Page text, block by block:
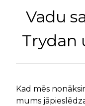
Vadu
Trydan
Kad mēs
mums